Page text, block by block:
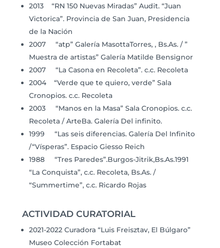
2013 “RN 150 Nuevas Miradas” Audit. “Juan
Victorica”. Provincia de San Juan, Presidencia
de la Nación
2007 “atp” Galería MasottaTorres, , Bs.As. / ”
Muestra de artistas” Galería Matilde Bensignor
2007 “La Casona en Recoleta”. c.c. Recoleta
2004 “Verde que te quiero, verde” Sala
Cronopios. c.c. Recoleta
2003 “Manos en la Masa” Sala Cronopios. c.c.
Recoleta / ArteBa. Galería Del infinito.
1999 “Las seis diferencias. Galería Del Infinito
/“Vísperas”. Espacio Giesso Reich
1988 “Tres Paredes”.Burgos-Jitrik,Bs.As.1991
“La Conquista”, c.c. Recoleta, Bs.As. /
“Summertime”, c.c. Ricardo Rojas
ACTIVIDAD CURATORIAL
2021-2022 Curadora “Luis Freisztav, El Búlgaro”
Museo Colección Fortabat